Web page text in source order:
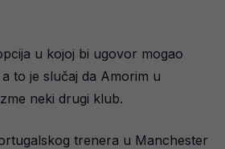
u kojoj bi ugovor mogao
to je slučaj da Amorim u
neki drugi klub.
trenera u Manchester